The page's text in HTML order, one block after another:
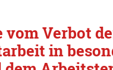
Verbot
in